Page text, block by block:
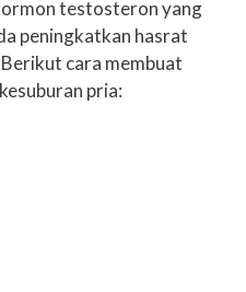
testosteron yang
peningkatkan hasrat
cara membuat
pria: